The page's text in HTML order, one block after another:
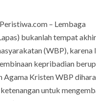
– Lembaga
bukanlah tempat
(WBP), karena
kepribadian
Agama Kristen WBP
untuk